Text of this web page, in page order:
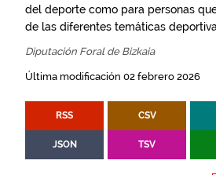
del deporte como para personas
de las diferentes temáticas
Diputación Foral de Bizkaia
Última modificación 02 febrero 2026
RSS CSV
JSON TSV